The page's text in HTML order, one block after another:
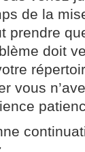
de la
prendre
doit
vous